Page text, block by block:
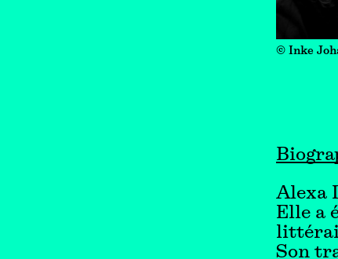
© Inke
Alexa
Elle a
Son